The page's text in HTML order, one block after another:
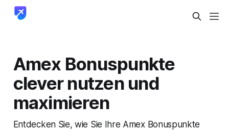
Amex Bonuspunkte
clever nutzen und
maximieren
Entdecken Sie, wie Sie Ihre Amex Bonuspunkte